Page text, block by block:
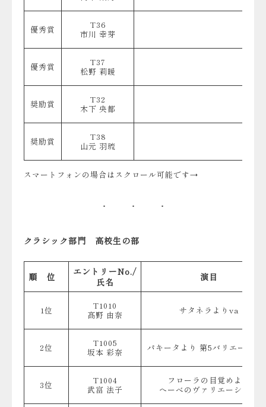
優秀賞
T36
市川 幸芽
優秀賞
T37
松野 莉暖
奨励賞
T32
木下 央都
奨励賞
T38
山元 羽琉
スマートフォンの場合はスクロール可能です→
クラシック部門 高校生の部
順 位
エントリーNo./
氏名
演目
1位
T1010
髙野 由奈
サタネラよりva
2位
T1005
坂本 彩奈
パキータより 第5バリエーショ
3位
T1004
武富 法子
フローラの目覚めより
へーべのヴァリエーション